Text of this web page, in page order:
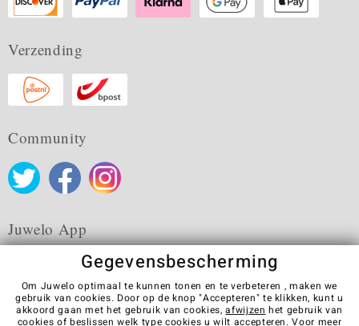
Verzending
Community
Juwelo App
Algemene verkoopvoorwaarden Privacybeleid
Cookies
Gegevensbescherming
Om Juwelo optimaal te kunnen tonen en te verbeteren , maken we
gebruik van cookies. Door op de knop "Accepteren" te klikken, kunt u
akkoord gaan met het gebruik van cookies,afwijzen het gebruik van
cookies of beslissen welk type cookies u wilt accepteren. Voor meer